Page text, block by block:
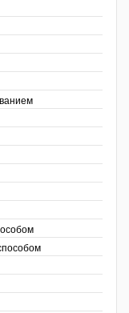
качества
Magazine